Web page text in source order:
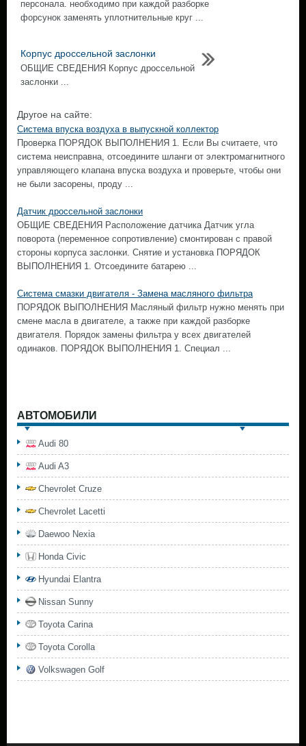
персонала. необходимо при каждой разборке
форсунок заменять уплотнительные круг ...
Корпус дроссельной заслонки
ОБЩИЕ СВЕДЕНИЯ Корпус дроссельной
заслонки ...
Другое на сайте:
Система впуска воздуха в выпускной коллектор
Проверка ПОРЯДОК ВЫПОЛНЕНИЯ 1. Если Вы считаете, что
система неисправна, отсоедините шланги от электромагнитного
управляющего клапана впуска воздуха и проверьте, чтобы они
не были засорены, проду ...
Датчик дроссельной заслонки
ОБЩИЕ СВЕДЕНИЯ Расположение датчика Датчик угла
поворота (переменное сопротивление) смонтирован с правой
стороны корпуса заслонки. Снятие и установка ПОРЯДОК
ВЫПОЛНЕНИЯ 1. Отсоедините батарею ...
Система смазки двигателя - Замена масляного фильтра
ПОРЯДОК ВЫПОЛНЕНИЯ Масляный фильтр нужно менять при
смене масла в двигателе, а также при каждой разборке
двигателя. Порядок замены фильтра у всех двигателей
одинаков. ПОРЯДОК ВЫПОЛНЕНИЯ 1. Специал ...
АВТОМОБИЛИ
Audi 80
Audi A3
Chevrolet Cruze
Chevrolet Lacetti
Daewoo Nexia
Honda Civic
Hyundai Elantra
Nissan Sunny
Toyota Carina
Toyota Corolla
Volkswagen Golf